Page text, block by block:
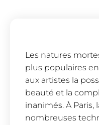
Les natures
plus populaires
aux artistes la
beauté et la
inanimés. À Paris,
nombreuses